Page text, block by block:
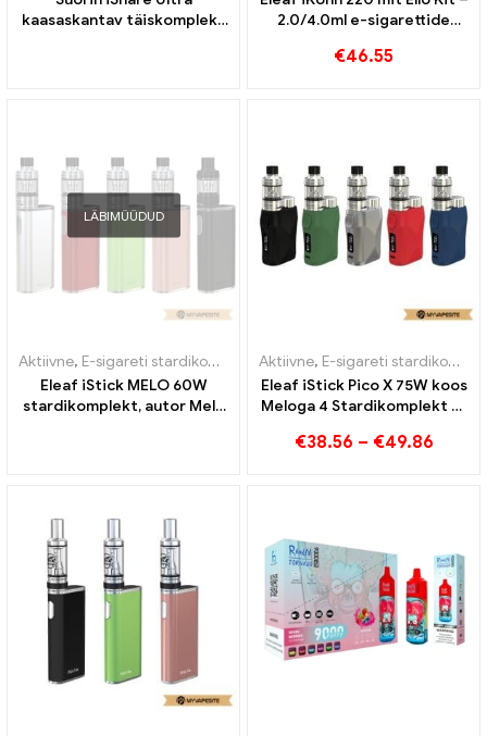
kaasaskantav täiskomplekt
2.0/4.0ml e-sigarettide
€46.55
LÄBIMÜÜDUD
Aktiivne, E-sigareti stardikomplekt
Eleaf iStick MELO 60W
stardikomplekt, autor Melo
Aktiivne, E-sigareti stardikomplekt
Eleaf iStick Pico X 75W koos
Meloga 4 Stardikomplekt E-
Kohandatud
€38.56 – €49.86